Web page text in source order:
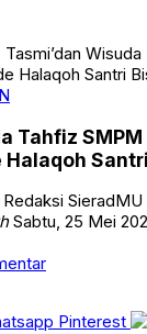
Tasmi’dan
Halaqoh Santri
Tahfiz SMPM
Redaksi SieradMU
Sabtu, 25 Mei
Pinterest